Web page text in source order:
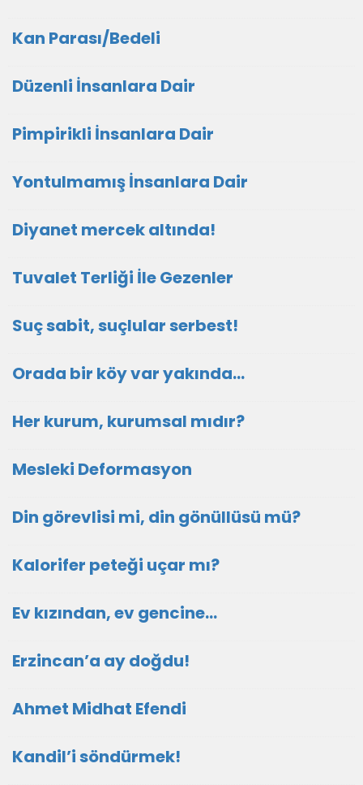
Kan Parası/Bedeli
Düzenli İnsanlara Dair
Pimpirikli İnsanlara Dair
Yontulmamış İnsanlara Dair
Diyanet mercek altında!
Tuvalet Terliği İle Gezenler
Suç sabit, suçlular serbest!
Orada bir köy var yakında...
Her kurum, kurumsal mıdır?
Mesleki Deformasyon
Din görevlisi mi, din gönüllüsü mü?
Kalorifer peteği uçar mı?
Ev kızından, ev gencine...
Erzincan’a ay doğdu!
Ahmet Midhat Efendi
Kandil’i söndürmek!